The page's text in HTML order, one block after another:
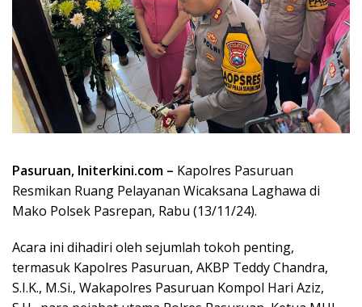
Pasuruan, Initerkini.com – Kapolres Pasuruan
Resmikan Ruang Pelayanan Wicaksana Laghawa di
Mako Polsek Pasrepan, Rabu (13/11/24).
Acara ini dihadiri oleh sejumlah tokoh penting,
termasuk Kapolres Pasuruan, AKBP Teddy Chandra,
S.I.K., M.Si., Wakapolres Pasuruan Kompol Hari Aziz,